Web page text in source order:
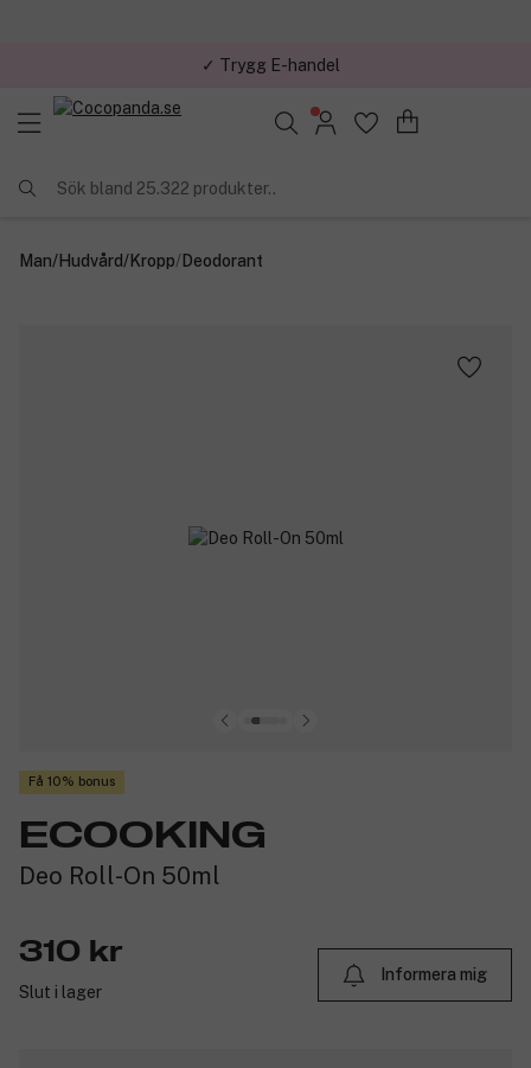
✓ Trygg E-handel
Sök bland 25.322 produkter..
Man/Hudvård/Kropp/Deodorant
Få 10% bonus
ECOOKING
Deo Roll-On 50ml
310 kr
Slut i lager
Informera mig